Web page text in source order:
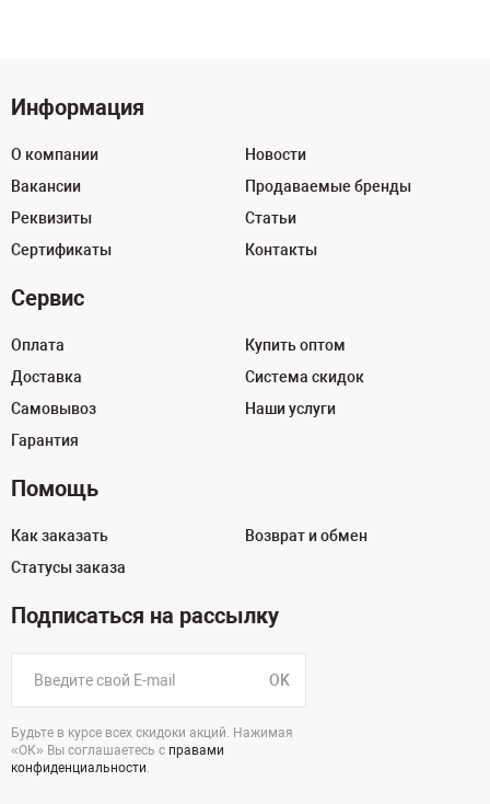
Информация
О компании
Вакансии
Реквизиты
Сертификаты
Новости
Продаваемые бренды
Статьи
Контакты
Сервис
Оплата
Доставка
Самовывоз
Гарантия
Купить оптом
Система скидок
Наши услуги
Помощь
Как заказать
Статусы заказа
Возврат и обмен
Подписаться на рассылку
OK
Будьте в курсе всех скидоки акций. Нажимая
«ОК» Вы соглашаетесь с правами
конфиденциальности.